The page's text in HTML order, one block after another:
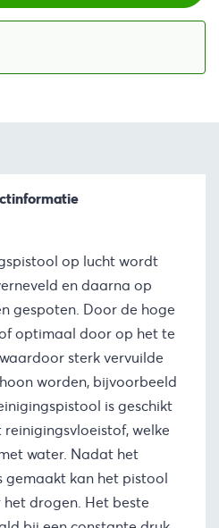
op lucht wordt
en daarna op
gespoten. Door de hoge
optimaal door op het te
sterk vervuilde
worden, bijvoorbeeld
is geschikt
welke
water. Nadat het
gemaakt kan het pistool
drogen. Het beste